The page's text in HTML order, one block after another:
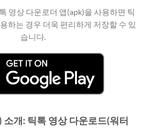
영상 다운로더 앱(apk)을 사용하면 틱
하는 경우 더욱 편리하게 저장할 수 있
습니다.
소개: 틱톡 영상 다운로드(워터